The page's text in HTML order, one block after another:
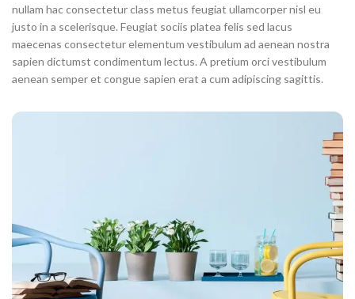
nullam hac consectetur class metus feugiat ullamcorper nisl eu
justo in a scelerisque. Feugiat sociis platea felis sed lacus
maecenas consectetur elementum vestibulum ad aenean nostra
sapien dictumst condimentum lectus. A pretium orci vestibulum
aenean semper et congue sapien erat a cum adipiscing sagittis.